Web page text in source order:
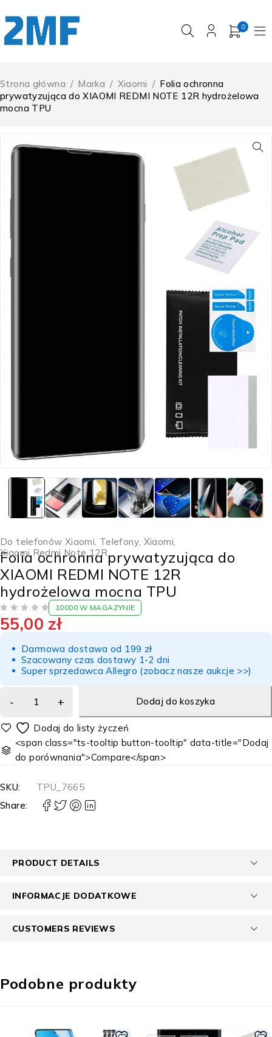
0
Strona główna / Marka / Xiaomi / Folia ochronna
prywatyzująca do XIAOMI REDMI NOTE 12R hydrożelowa
mocna TPU
Do telefonów Xiaomi Telefony, Xiaomi
Xiaomi Redmi Note 12R
Folia ochronna prywatyzująca do
XIAOMI REDMI NOTE 12R
hydrożelowa mocna TPU
10000 W MAGAZYNIE
55,00 zł
Darmowa dostawa od 199 zł
Szacowany czas dostawy 1-2 dni
Super sprzedawca Allegro (zobacz nasze aukcje >>)
Dodaj do koszyka
<span class="ts-tooltip button-tooltip" data-title="Dodaj
do porównania">Compare</span>
SKU:
TPU_7665
Share:
PRODUCT DETAILS
INFORMACJE DODATKOWE
CUSTOMERS REVIEWS
Podobne produkty